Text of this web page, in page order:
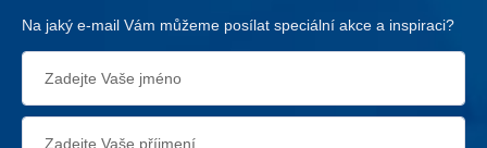
Na jaký e-mail Vám můžeme posílat speciální akce a inspiraci?